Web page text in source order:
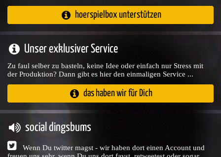
hoerspielbox unterstützen
Unser exklusiver Service
Zu faul selber zu basteln, keine Idee oder einfach nur Stress mit
der Produktion? Dann gibt es hier den einmaligen Service ...
das haben wir für Dich
social dingsbums
Wenn Du twitter magst - wir haben dort einen Account und